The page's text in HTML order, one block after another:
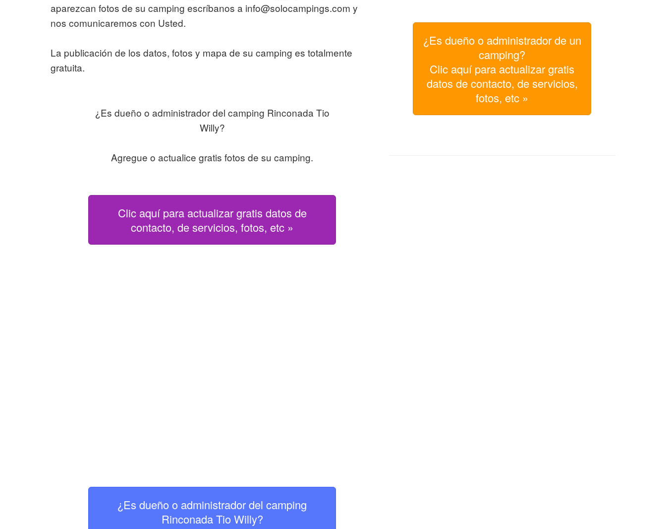
aparezcan fotos de su camping escríbanos a info@solocampings.com y
nos comunicaremos con Usted.
La publicación de los datos, fotos y mapa de su camping es totalmente
gratuita.
¿Es dueño o administrador del camping Rinconada Tio
Willy?
Agregue o actualice gratis fotos de su camping.
Clic aquí para actualizar gratis datos de
contacto, de servicios, fotos, etc »
¿Es dueño o administrador del camping
Rinconada Tio Willy?
¿Es dueño o administrador de un
camping?
Clic aquí para actualizar gratis
datos de contacto, de servicios,
fotos, etc »